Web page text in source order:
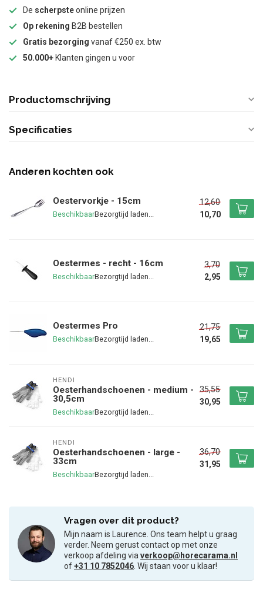
De scherpsteonline prijzen
Op rekening B2B bestellen
Gratis bezorging vanaf €250 ex. btw
50.000+ Klanten gingen u voor
Productomschrijving
Specificaties
Anderen kochten ook
Oestervorkje - 15cm
Beschikbaar
12,60
10,70
Oestermes - recht - 16cm
Beschikbaar
3,70
2,95
Oestermes Pro
Beschikbaar
21,75
19,65
HENDI
Oesterhandschoenen - medium -
30,5cm
Beschikbaar
35,55
30,95
HENDI
Oesterhandschoenen - large -
33cm
Beschikbaar
36,70
31,95
Vragen over dit product?
Mijn naam is Laurence. Ons team helpt u graag
verder. Neem gerust contact op met onze
verkoop afdeling viaverkoop@horecarama.nl
of+31 10 7852046. Wij staan voor u klaar!